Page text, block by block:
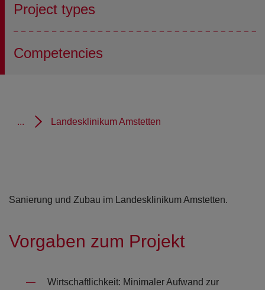
Project types
Competencies
... Landesklinikum Amstetten
Sanierung und Zubau im Landesklinikum Amstetten.
Vorgaben zum Projekt
Wirtschaftlichkeit: Minimaler Aufwand zur